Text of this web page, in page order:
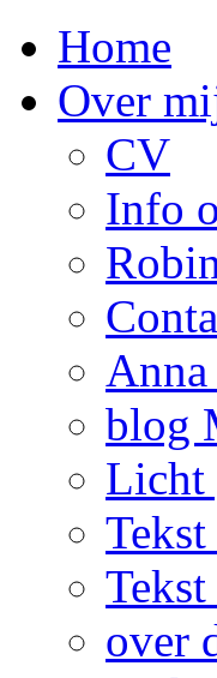
Home
Over
CV
Info
blog
Licht
over